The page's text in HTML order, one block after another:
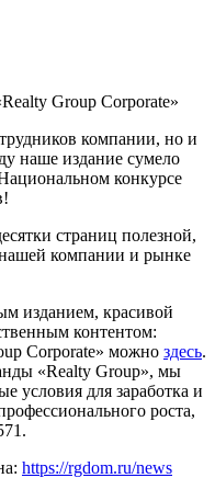
компании, но и
наше издание сумело
конкурсе
страниц полезной,
компании и рынке
изданием, красивой
контентом:
Corporate» можно здесь.
«Realty Group», мы
условия для заработка и
роста,
https://rgdom.ru/news